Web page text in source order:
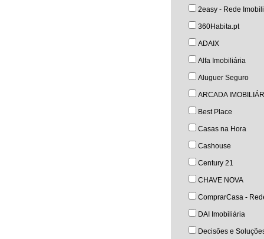
2easy - Rede
360Habita.pt
ADAIX
Alfa Imobiliária
Aluguer Seguro
ARCADA
Best Place
Casas na Hora
Cashouse
Century 21
CHAVE NOVA
ComprarCasa -
DAI Imobiliária
Decisões e